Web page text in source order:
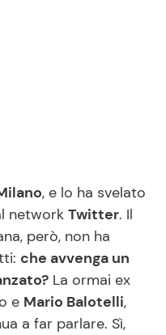
Facili e Veloci
Feste
per Bambini
, e lo ha svelato
network Twitter. Il
però, non ha
che avvenga un
La ormai ex
e Mario Balotelli,
a far parlare. Sì,